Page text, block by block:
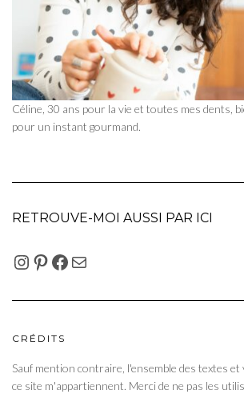
Céline, 30 ans pour la vie et toutes mes dents,
pour un instant gourmand.
RETROUVE-MOI AUSSI PAR ICI
INSTAGRAM
PINTEREST
FACEBOOK
E-MAIL
CRÉDITS
Sauf mention contraire, l'ensemble des textes
ce site m'appartiennent. Merci de ne pas les